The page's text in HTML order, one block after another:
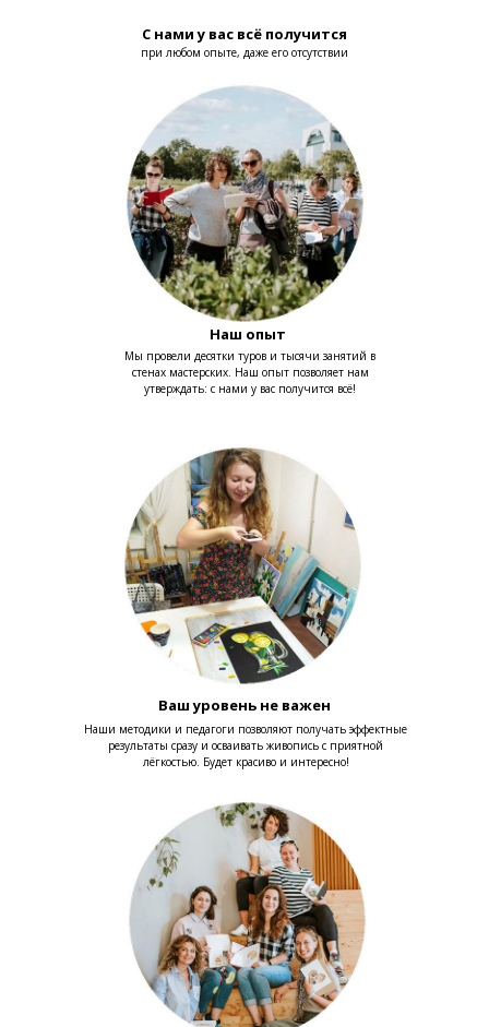
С нами у вас всё получится
при любом опыте, даже его отсутствии
Мы провели десятки туров и тысячи занятий в
стенах мастерских. Наш опыт позволяет нам
утверждать: с нами у вас получится всё!
Наш опыт
Наши методики и педагоги позволяют получать эффектные
результаты сразу и осваивать живопись с приятной
лёгкостью. Будет красиво и интересно!
Ваш уровень не важен